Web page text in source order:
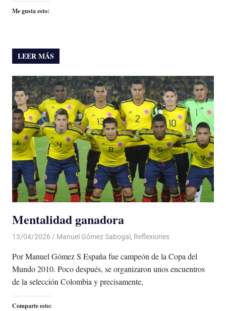
Me gusta esto:
LEER MÁS
Mentalidad ganadora
13/04/2026 De todo un Poco
Manuel Gómez Sabogal , Reflexiones
Por Manuel Gómez S España fue campeón de la Copa del
Mundo 2010. Poco después, se organizaron unos encuentros
de la selección Colombia y precisamente,
Comparte esto: